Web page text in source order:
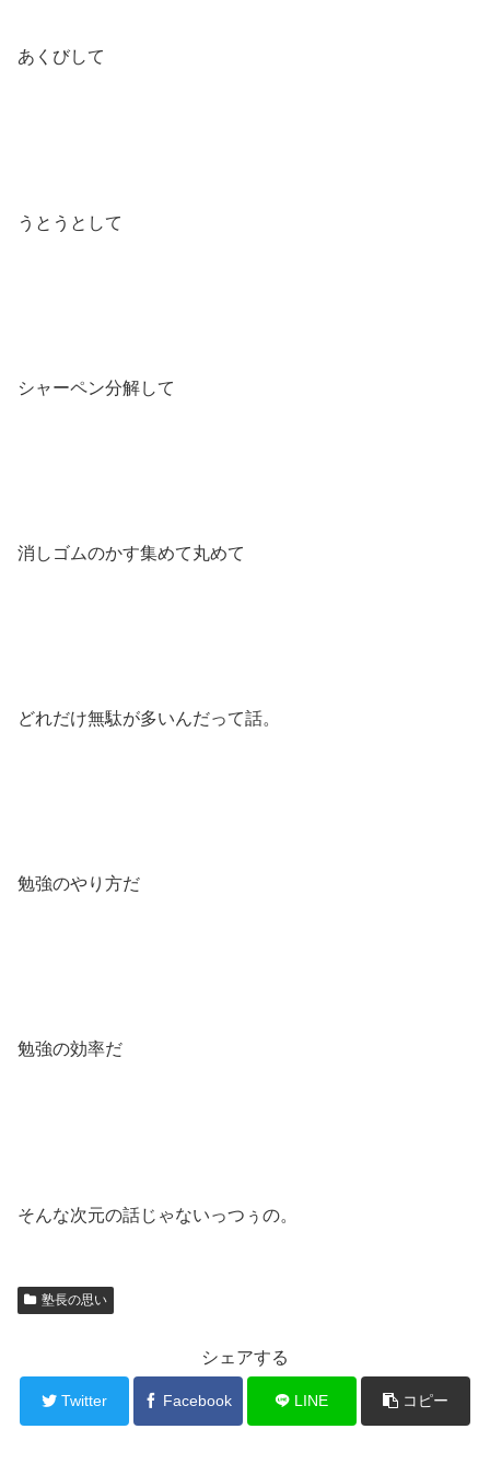
あくびして
うとうとして
シャーペン分解して
消しゴムのかす集めて丸めて
どれだけ無駄が多いんだって話。
勉強のやり方だ
勉強の効率だ
そんな次元の話じゃないっつぅの。
塾長の思い
シェアする
Twitter Facebook LINE コピー